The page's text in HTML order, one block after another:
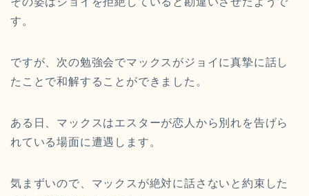
す。
ですが、次の勉強会でマックスがジョイに真摯に話し
たことで和解することができました。
ある日、マックスはエスターが恋人から別れを告げら
れている場面に遭遇します。
気まずいので、マックスが絶対に話さないと約束した